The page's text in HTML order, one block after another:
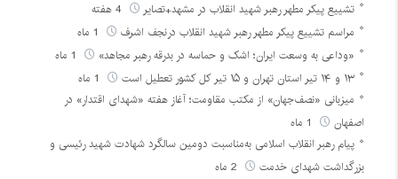
تشییع پیکر مطهر رهبر شهید انقلاب در مشهد+تصایر
مراسم تشییع پیکر مطهر رهبر شهید انقلاب درنجف اشرف
«وداعی به وسعت ایران؛ اشک و حماسه در بدرقه رهبر مجاهد»
۱۳ و ۱۴ تیر استان تهران و ۱۵ تیر کل کشور تعطیل است
میزبانی «نصف‌جهان» از مکتب مقاومت؛ آغاز هفته «شهدای اقتدار» در
اصفهان
پیام رهبر انقلاب اسلامی به‌مناسبت دومین سالگرد شهادت شهید رئیسی و
بزرگداشت شهدای خدمت